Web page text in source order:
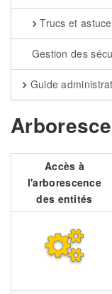
Trucs et
Gestion des
Guide
Accès à
l'arborescence
des entités